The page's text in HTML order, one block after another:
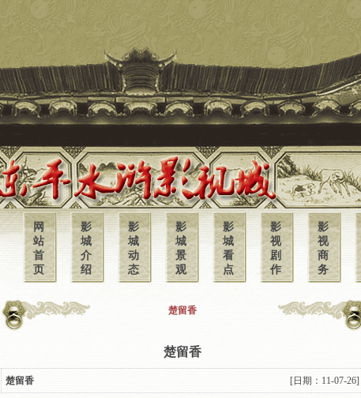
网
站
首
页
影
城
介
绍
影
城
动
态
影
城
景
观
影
城
看
点
影
视
剧
作
影
视
商
务
楚留香
楚留香
楚留香 [日期：11-07-26]